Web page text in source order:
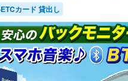
ETCカード 貸出し